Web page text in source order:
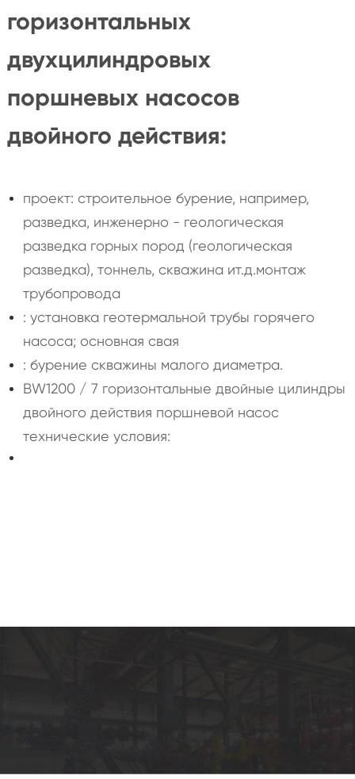
горизонтальных
двухцилиндровых
поршневых насосов
двойного действия:
проект: строительное бурение, например,
разведка, инженерно - геологическая
разведка горных пород (геологическая
разведка), тоннель, скважина ит.д.монтаж
трубопровода
: установка геотермальной трубы горячего
насоса; основная свая
: бурение скважины малого диаметра.
BW1200 / 7 горизонтальные двойные цилиндры
двойного действия поршневой насос
технические условия: